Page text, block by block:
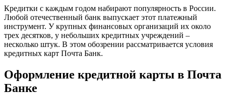
Кредитки с каждым годом набирают популярность в России.
Любой отечественный банк выпускает этот платежный
инструмент. У крупных финансовых организаций их около
трех десятков, у небольших кредитных учреждений –
несколько штук. В этом обозрении рассматривается условия
кредитных карт Почта Банк.
Оформление кредитной карты в Почта
Банке